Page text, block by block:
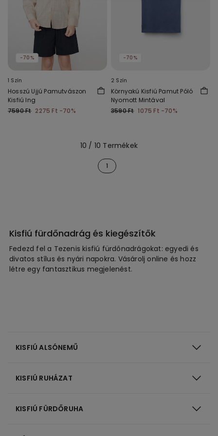
-70%
1 Szín
Hosszú Ujjú Pamutvászon
Kisfiú Ing
7590 Ft 2275 Ft -70%
-70%
2 Szín
Környakú Kisfiú Pamut Póló
Nyomott Mintával
3590 Ft 1075 Ft -70%
10 / 10 Termékek
1
Kisfiú fürdőnadrág és kiegészítők
Fedezd fel a Tezenis kisfiú fürdőnadrágokat: egyedi és
divatos stílus és nyári napokra. Vásárolj online és hozz
létre egy fantasztikus megjelenést.
KISFIÚ ALSÓNEMŰ
KISFIÚ RUHÁZAT
KISFIÚ FÜRDŐRUHA